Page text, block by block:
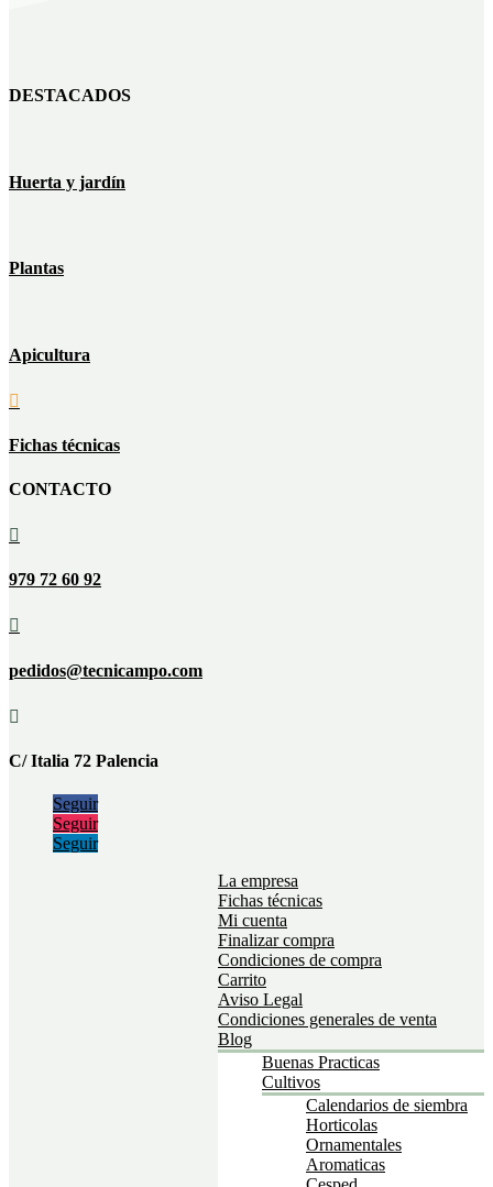
DESTACADOS
Huerta y jardín
Plantas
Apicultura

Fichas técnicas
CONTACTO

979 72 60 92

pedidos@tecnicampo.com

C/ Italia 72 Palencia
Seguir
Seguir
Seguir
La empresa
Fichas técnicas
Mi cuenta
Finalizar compra
Condiciones de compra
Carrito
Aviso Legal
Condiciones generales de venta
Blog
Buenas Practicas
Cultivos
Calendarios de siembra
Horticolas
Ornamentales
Aromaticas